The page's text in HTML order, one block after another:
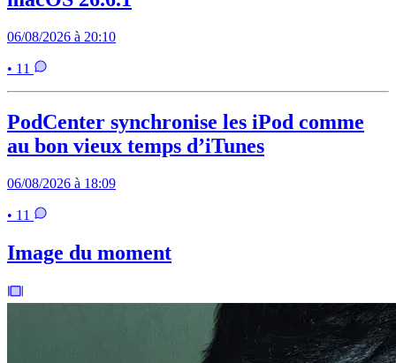
06/08/2026 à 20:10
• 11
PodCenter synchronise les iPod comme
au bon vieux temps d’iTunes
06/08/2026 à 18:09
• 11
Image du moment